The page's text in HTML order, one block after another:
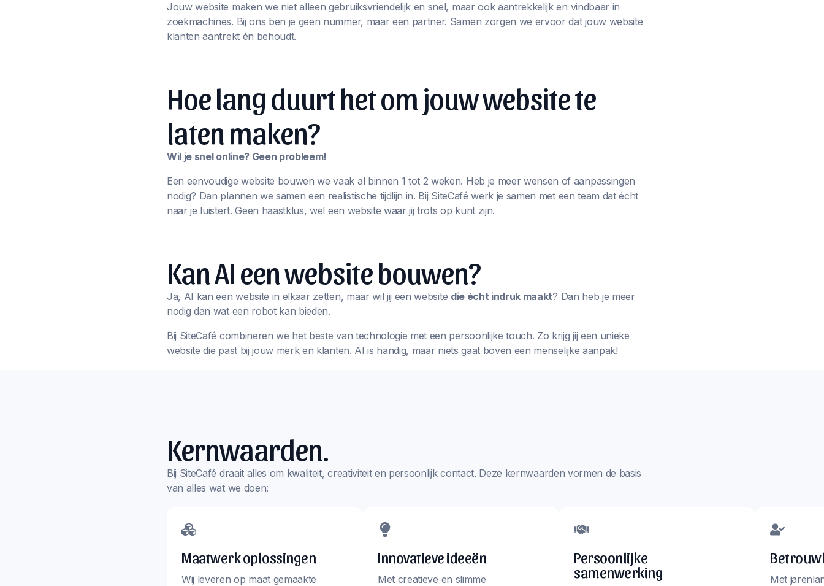
Jouw website maken we niet alleen gebruiksvriendelijk en snel, maar ook aantrekkelijk en vindbaar in
zoekmachines. Bij ons ben je geen nummer, maar een partner. Samen zorgen we ervoor dat jouw website
klanten aantrekt én behoudt.
Hoe lang duurt het om jouw website te
laten maken?
Wil je snel online? Geen probleem!
Een eenvoudige website bouwen we vaak al binnen 1 tot 2 weken. Heb je meer wensen of aanpassingen
nodig? Dan plannen we samen een realistische tijdlijn in. Bij SiteCafé werk je samen met een team dat écht
naar je luistert. Geen haastklus, wel een website waar jij trots op kunt zijn.
Kan AI een website bouwen?
Ja, AI kan een website in elkaar zetten, maar wil jij een website die écht indruk maakt? Dan heb je meer
nodig dan wat een robot kan bieden.
Bij SiteCafé combineren we het beste van technologie met een persoonlijke touch. Zo krijg jij een unieke
website die past bij jouw merk en klanten. AI is handig, maar niets gaat boven een menselijke aanpak!
Kernwaarden.
Bij SiteCafé draait alles om kwaliteit, creativiteit en persoonlijk contact. Deze kernwaarden vormen de basis
van alles wat we doen:
Maatwerk oplossingen
Wij leveren op maat gemaakte
Innovatieve ideeën
Met creatieve en slimme
Persoonlijke
samenwerking
Met